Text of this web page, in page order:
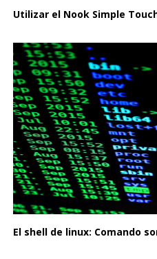
Utilizar el Nook Simple
El shell de linux: Comando